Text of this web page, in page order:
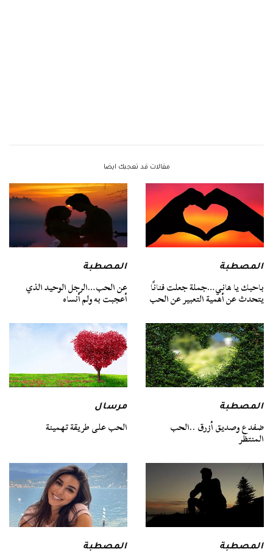
مقالات قد تعجبك ايضا
المصطبة
باحبك يا هاني…جملة جعلت فنانًا
يتحدث عن أهمية التعبير عن الحب
المصطبة
عن الحب…الرجل الوحيد الذي
أعجبت به ولم أنساه
المصطبة
ضفدع وصديق أزرق ..الحب
المنتظر
مرسال
الحب على طريقة تهمينة
المصطبة المصطبة